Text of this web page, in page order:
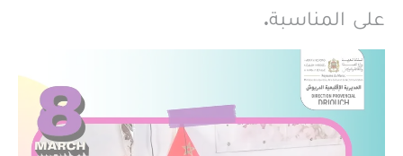
على المناسبة.